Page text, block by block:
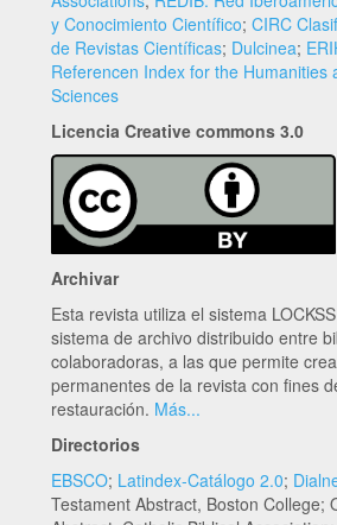
y Conocimiento Científico; CIRC
de Revistas Científicas; Dulcinea;
Referencen Index for the Humanities
Sciences
Licencia Creative commons 3.0
Archivar
Esta revista utiliza el sistema
sistema de archivo distribuido entre
colaboradoras, a las que permite
permanentes de la revista con fines
restauración. Más...
Directorios
EBSCO; Latindex-Catálogo 2.0;
Testament Abstract, Boston College;